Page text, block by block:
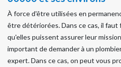
À force d'être utilisées en
être détériorées. Dans ce cas, il
qu'elles puissent assurer leur
important de demander à un
expert. Dans ce cas, on peut vous